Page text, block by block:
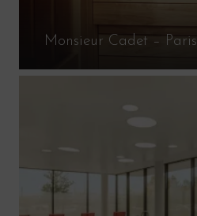
Monsieur Cadet – Paris